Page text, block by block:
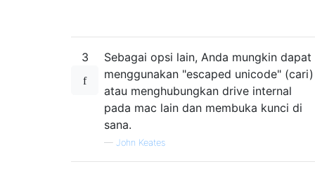
3
Sebagai opsi lain, Anda mungkin dapat
menggunakan "escaped unicode" (cari)
atau menghubungkan drive internal
pada mac lain dan membuka kunci di
sana.
— John Keates